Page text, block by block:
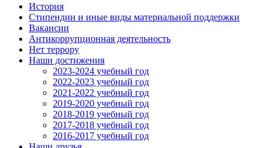
История
Стипендии и иные виды материальной поддержки
Вакансии
Антикоррупционная деятельность
Нет террору
Наши достижения
2023-2024 учебный год
2022-2023 учебный год
2021-2022 учебный год
2019-2020 учебный год
2018-2019 учебный год
2017-2018 учебный год
2016-2017 учебный год